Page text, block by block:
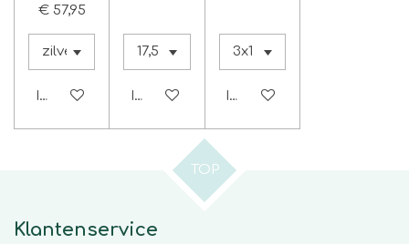
€ 57,95
In winkelwagenIn winkelwagenIn winkelwagen
TOP
Klantenservice